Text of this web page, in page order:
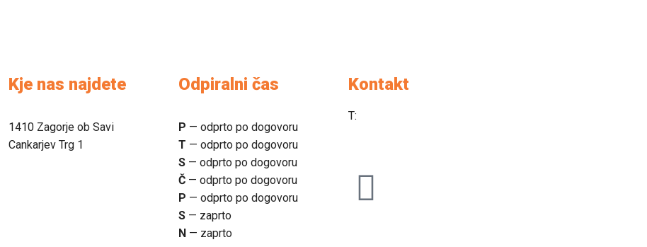
Kje nas najdete
1410 Zagorje ob Savi
Cankarjev Trg 1
Odpiralni čas
P — odprto po dogovoru
T — odprto po dogovoru
S — odprto po dogovoru
Č — odprto po dogovoru
P — odprto po dogovoru
S — zaprto
N — zaprto
Kontakt
T: